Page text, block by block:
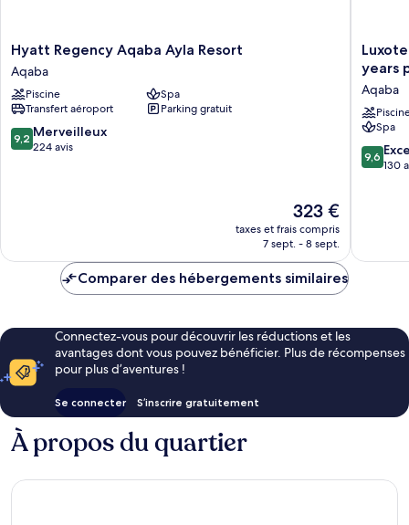
Hyatt
Regency
Aqaba
Ayla
Resort
Aqaba
Hyatt Regency Aqaba Ayla Resort
Aqaba
Piscine
Spa
Transfert aéroport
Parking gratuit
9.2
sur
9,2 Merveilleux
224 avis
Le
nouveau
prix
de
323 €
taxes et frais compris
7 sept. - 8 sept.
Luxotel
Aqaba
Beach
Resort
&
Spa
Only
15
years
Aqaba
Spa
9.6
sur
9,6
130
Comparer des hébergements similaires
Connectez-vous pour découvrir les réductions et les
avantages dont vous pouvez bénéficier. Plus de récompenses
pour plus d’aventures !
Se connecter S’inscrire gratuitement
À propos du quartier